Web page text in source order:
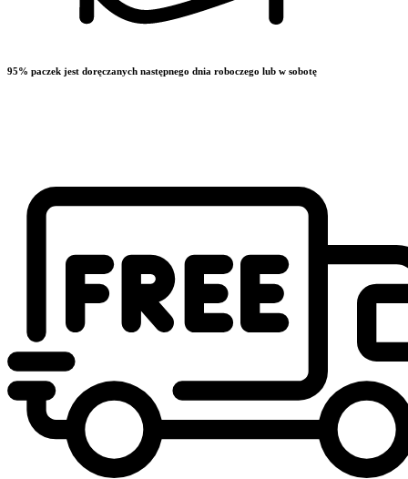
95% paczek jest doręczanych następnego dnia roboczego lub w sobotę